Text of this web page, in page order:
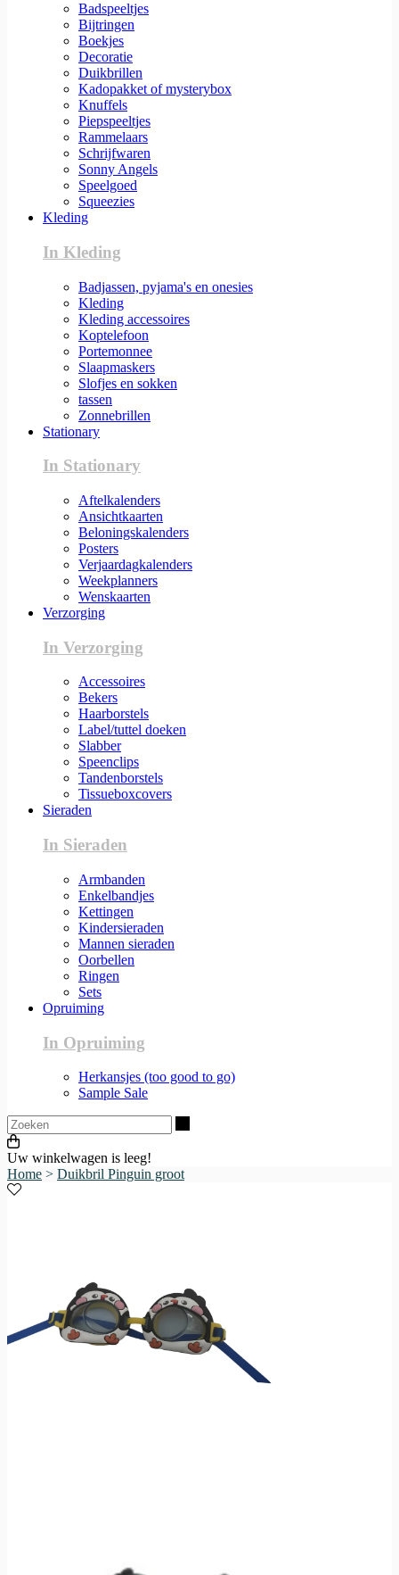
Badspeeltjes
Bijtringen
Boekjes
Decoratie
Duikbrillen
Kadopakket of mysterybox
Knuffels
Piepspeeltjes
Rammelaars
Schrijfwaren
Sonny Angels
Speelgoed
Squeezies
Kleding
In Kleding
Badjassen, pyjama's en onesies
Kleding
Kleding accessoires
Koptelefoon
Portemonnee
Slaapmaskers
Slofjes en sokken
tassen
Zonnebrillen
Stationary
In Stationary
Aftelkalenders
Ansichtkaarten
Beloningskalenders
Posters
Verjaardagkalenders
Weekplanners
Wenskaarten
Verzorging
In Verzorging
Accessoires
Bekers
Haarborstels
Label/tuttel doeken
Slabber
Speenclips
Tandenborstels
Tissueboxcovers
Sieraden
In Sieraden
Armbanden
Enkelbandjes
Kettingen
Kindersieraden
Mannen sieraden
Oorbellen
Ringen
Sets
Opruiming
In Opruiming
Herkansjes (too good to go)
Sample Sale
Uw winkelwagen is leeg!
Home > Duikbril Pinguin groot